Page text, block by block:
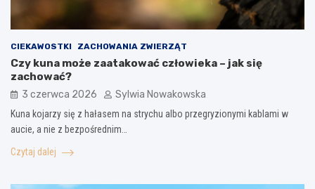
CIEKAWOSTKI ZACHOWANIA ZWIERZĄT
Czy kuna może zaatakować człowieka – jak się
zachować?
3 czerwca 2026 Sylwia Nowakowska
Kuna kojarzy się z hałasem na strychu albo przegryzionymi kablami w
aucie, a nie z bezpośrednim…
Czytaj dalej